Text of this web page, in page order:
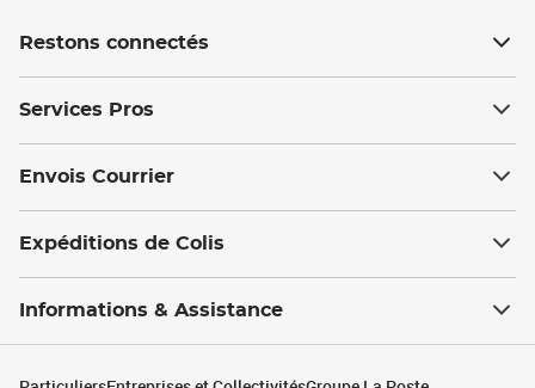
Restons connectés
Services Pros
Envois Courrier
Expéditions de Colis
Informations & Assistance